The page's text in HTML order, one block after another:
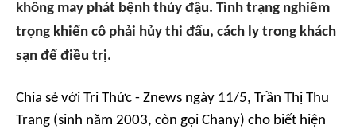
không may phát bệnh thủy đậu. Tình trạng nghiêm
trọng khiến cô phải hủy thi đấu, cách ly trong khách
sạn để điều trị.
Chia sẻ với Tri Thức - Znews ngày 11/5, Trần Thị Thu
Trang (sinh năm 2003, còn gọi Chany) cho biết hiện